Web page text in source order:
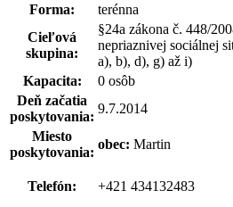
Forma:
terénna
Cieľová
skupina:
§24a zákona č. 448/
nepriaznivej sociálnej
a), b), d), g) až i)
Kapacita:
0 osôb
Deň začatia
poskytovania:
9.7.2014
Miesto
poskytovania:
obec: Martin
Telefón: +421 434132483